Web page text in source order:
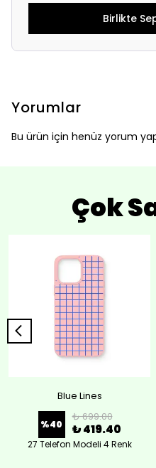
Birlikte
Yorumlar
Bu ürün için henüz yorum
Çok
Blue Lines
%40
₺ 699.00
₺ 419.40
27 Telefon Modeli 4 Renk